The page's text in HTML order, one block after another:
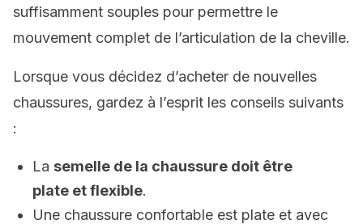
suffisamment souples pour permettre le
mouvement complet de l’articulation de la cheville.
Lorsque vous décidez d’acheter de nouvelles
chaussures, gardez à l’esprit les conseils suivants
:
La semelle de la chaussure doit être
plate et flexible.
Une chaussure confortable est plate et avec